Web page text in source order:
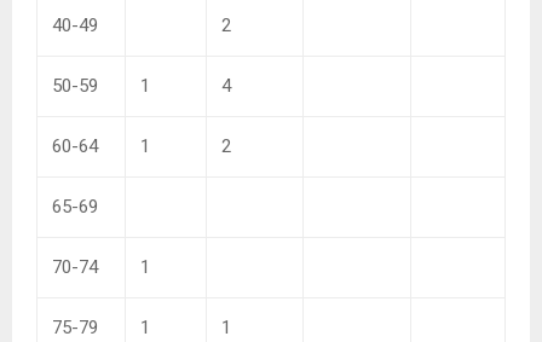
40-49 2
50-59 1 4
60-64 1 2
65-69
70-74 1
75-79 1 1